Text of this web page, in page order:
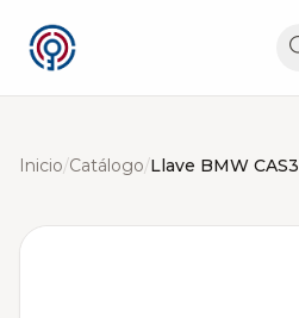
Inicio/Catálogo/Llave BMW CAS3